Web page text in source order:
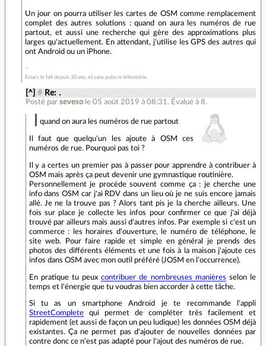
Un jour on pourra utiliser les cartes de OSM comme remplacement
complet des autres solutions : quand on aura les numéros de rue
partout, et aussi une recherche qui gère des approximations plus
larges qu'actuellement. En attendant, j'utilise les GPS des autres qui
ont Android ou un iPhone.
Emacs le fait depuis 30 ans, et sans pubs ni télémétrie.
[^] # Re: .
Posté par seveso le 05 août 2019 à 08:31 . Évalué à 8.
quand on aura les numéros de rue partout
Il faut que quelqu'un les ajoute à OSM ces
numéros de rue. Pourquoi pas toi ?
Il y a certes un premier pas à passer pour apprendre à contribuer à
OSM mais après ça peut devenir une gymnastique routinière.
Personnellement je procède souvent comme ça : je cherche une
info dans OSM car j'ai RDV dans un lieu où je ne suis encore jamais
allé. Je ne la trouve pas ? Alors tant pis je la cherche ailleurs. Une
fois sur place je collecte les infos pour confirmer ce que j'ai déjà
trouvé par ailleurs mais aussi d'autres infos. Par exemple si c'est un
commerce : les horaires d'ouverture, le numéro de téléphone, le
site web. Pour faire rapide et simple en général je prends des
photos des différents éléments et une fois à la maison j'ajoute ces
infos dans OSM avec mon outil préféré (JOSM en l’occurrence).
En pratique tu peuxcontribuer de nombreuses manières selon le
temps et l'énergie que tu voudras bien accorder à cette tâche.
Si tu as un smartphone Android je te recommande l'appli
StreetCompletequi permet de compléter très facilement et
rapidement (et aussi de façon un peu ludique) les données OSM déjà
existantes. Ça ne permet pas d'ajouter de nouvelles données par
contre donc ce n'est pas adapté pour l'ajout des numéros de rue.